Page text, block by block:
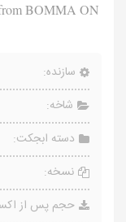
BOMMA ON
سازنده:
شاخه:
دسته ابجکت:
نسخه:
حجم پس از